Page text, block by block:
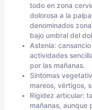
todo en zona
dolorosa a la
denominados
bajo umbral del
Astenia:
actividades
por las mañanas.
Síntomas
mareos, vértigos,
Rigidez articular:
mañanas, aunque